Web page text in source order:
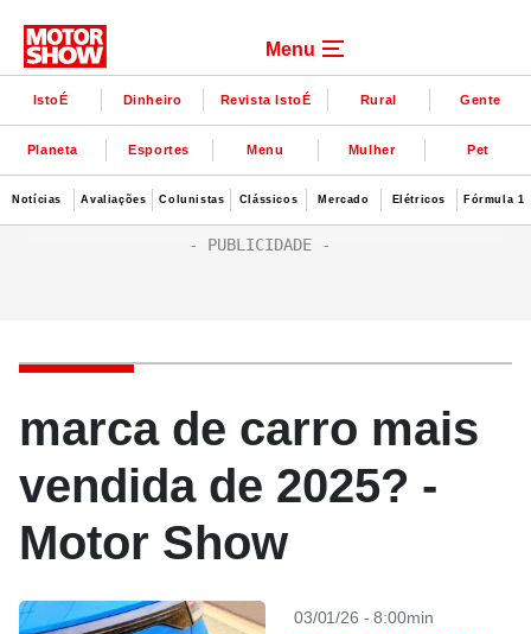
Menu
IstoÉ Dinheiro Revista IstoÉ Rural Gente
Planeta Esportes Menu Mulher Pet
Notícias Avaliações Colunistas Clássicos Mercado Elétricos Fórmula 1
marca de carro mais
vendida de 2025? -
Motor Show
03/01/26 - 8:00min